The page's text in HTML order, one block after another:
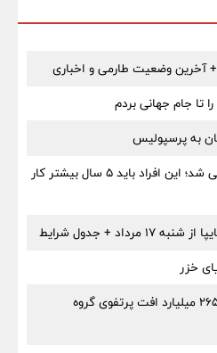
وضعیت طارمی و اخباری
تا جام جهانی بردم
به پرسپولیس
شرط جدید بازنشستگی اجرایی شد؛ این افراد باید ۵ سال بیشتر کار
خزر
۳۷ میلیارد سود معاملاتی، ۲۶۵۱ میلیارد افت پرتفوی گروه